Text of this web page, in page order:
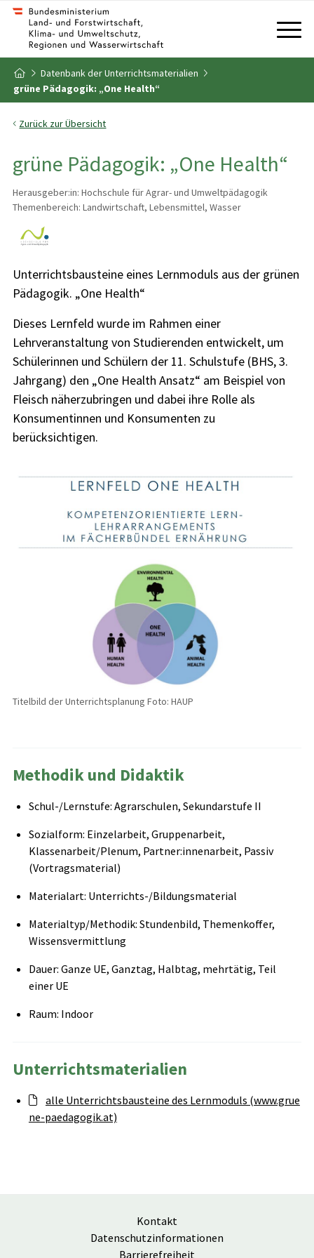
Zum Inhalt
Zum Inhaltsverzeichnis
Zur Startseite
Datenbank der Unterrichtsmaterialien
grüne Pädagogik: „One Health“
Zurück zur Übersicht
grüne Pädagogik: „One Health“
Herausgeber:in: Hochschule für Agrar- und Umweltpädagogik
Themenbereich: Landwirtschaft, Lebensmittel, Wasser
Unterrichtsbausteine eines Lernmoduls aus der grünen
Pädagogik. „One Health“
Dieses Lernfeld wurde im Rahmen einer
Lehrveranstaltung von Studierenden entwickelt, um
Schülerinnen und Schülern der 11. Schulstufe (BHS, 3.
Jahrgang) den „One Health Ansatz“ am Beispiel von
Fleisch näherzubringen und dabei ihre Rolle als
Konsumentinnen und Konsumenten zu
berücksichtigen.
Titelbild der Unterrichtsplanung Foto: HAUP
Methodik und Didaktik
Schul-/Lernstufe: Agrarschulen, Sekundarstufe II
Sozialform: Einzelarbeit, Gruppenarbeit,
Klassenarbeit/Plenum, Partner:innenarbeit, Passiv
(Vortragsmaterial)
Materialart: Unterrichts-/Bildungsmaterial
Materialtyp/Methodik: Stundenbild, Themenkoffer,
Wissensvermittlung
Dauer: Ganze UE, Ganztag, Halbtag, mehrtätig, Teil
einer UE
Raum: Indoor
Unterrichtsmaterialien
alle Unterrichtsbausteine des Lernmoduls (www.grue
ne-paedagogik.at)
Kontakt
Datenschutzinformationen
Barrierefreiheit